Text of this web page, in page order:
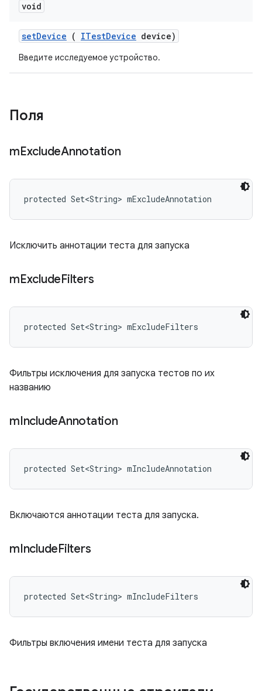
void
setDevice ( ITestDevice device)
Введите исследуемое устройство.
Поля
mExcludeAnnotation
protected Set<String> mExcludeAnnotation
Исключить аннотации теста для запуска
mExcludeFilters
protected Set<String> mExcludeFilters
Фильтры исключения для запуска тестов по их
названию
mIncludeAnnotation
protected Set<String> mIncludeAnnotation
Включаются аннотации теста для запуска.
mIncludeFilters
protected Set<String> mIncludeFilters
Фильтры включения имени теста для запуска